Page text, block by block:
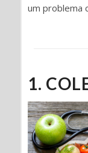
um problema
1.